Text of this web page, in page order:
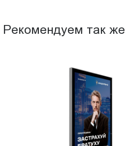
Рекомендуем так же